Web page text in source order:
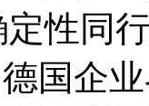
性同
国企